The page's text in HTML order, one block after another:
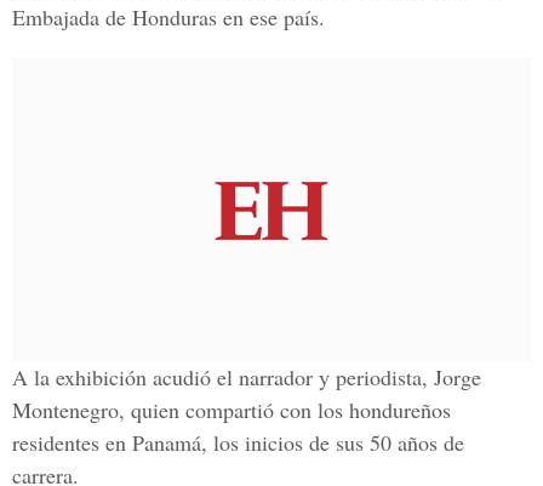
Embajada de Honduras en ese país.
A la exhibición acudió el narrador y periodista, Jorge
Montenegro, quien compartió con los hondureños
residentes en Panamá, los inicios de sus 50 años de
carrera.